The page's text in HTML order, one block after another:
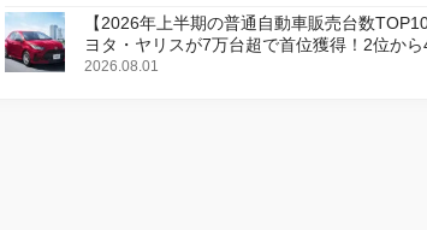
【2026年上半期の普通自動車販売台数
ヨタ・ヤリスが7万台超で首位獲得！2位から
わずか859台差
2026.08.01